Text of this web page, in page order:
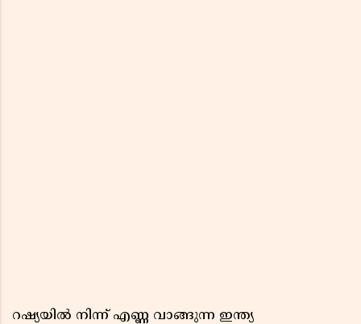
റഷ്യയിൽ നിന്ന് എണ്ണ വാങ്ങുന്ന ഇന്ത്യ